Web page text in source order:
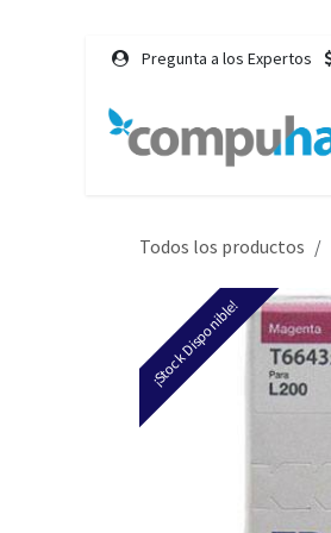
Ir al contenido Pregunta a los Expertos
Todos los productos
¡Stock Disponible!